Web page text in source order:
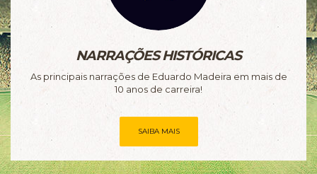
NARRAÇÕES HISTÓRICAS
As principais narrações de Eduardo Madeira em mais de
10 anos de carreira!
SAIBA MAIS